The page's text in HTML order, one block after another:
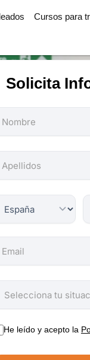
Cursos para
Solicita
He leído y acepto la